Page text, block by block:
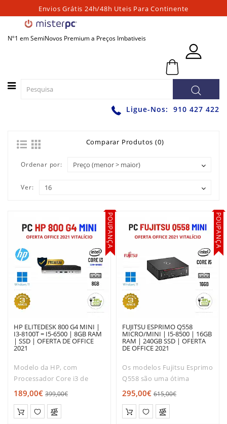
Envios Grátis 24h/48h Uteis Para Continente
Nº1 em SemiNovos Premium a Preços Imbativeis
Categorias
FIXOS
GRAFICAS
MONITORES
PLACAS
GRÁFICAS
SOFTWARE
Ligue-Nos: 910 427 422
Comparar Produtos (0)
Ordenar por:
Ver:
POUPANÇA
HP ELITEDESK 800 G4 MINI |
I3-8100T = I5-6500 | 8GB RAM
| SSD | OFERTA DE OFFICE
2021
Modelo da HP, com
Processador Core i3 de
Oitava geração.Muito boa
/ preço!O HP EliteDesk 800
189,00€ 399,00€
POUPANÇA
FUJITSU ESPRIMO Q558
MICRO/MINI | I5-8500 | 16GB
RAM | 240GB SSD | OFERTA
DE OFFICE 2021
Os modelos Fujitsu Esprimo
Q558 são uma ótima
escolha para quem trabalha
e Internet em casa ou no
295,00€ 615,00€